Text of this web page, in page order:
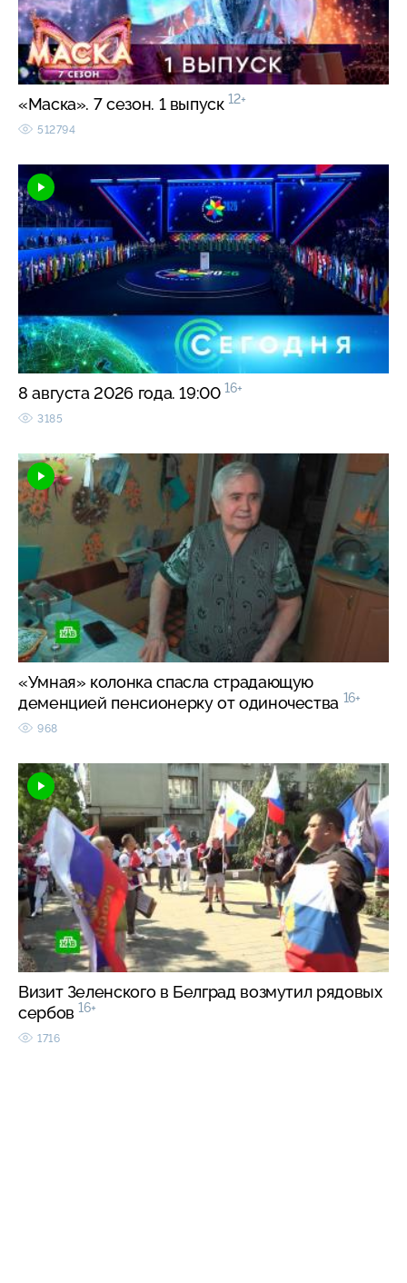
«Маска». 7 сезон. 1 выпуск 12+
512794
8 августа 2026 года. 19:00 16+
3185
«Умная» колонка спасла страдающую
деменцией пенсионерку от одиночества 16+
968
Визит Зеленского в Белград возмутил рядовых
сербов 16+
1716